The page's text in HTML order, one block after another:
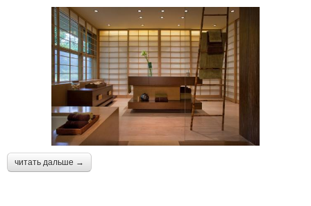
читать дальше →